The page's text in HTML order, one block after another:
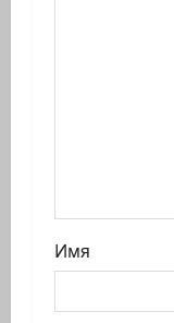
Имя